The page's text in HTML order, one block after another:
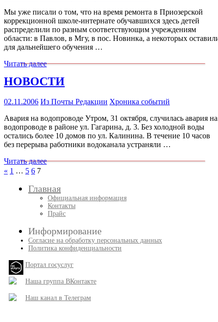
Мы уже писали о том, что на время ремонта в Приозерской
коррекционной школе-интернате обучавшихся здесь детей
распределили по разным соответствующим учреждениям
области: в Павлов, в Мгу, в пос. Новинка, а некоторых
для дальнейшего обучения …
Читать далее
НОВОСТИ
02.11.2006 Из Почты Редакции Хроника событий
Авария на водопроводе Утром, 31 октября, случилась авария на
водопроводе в районе ул. Гагарина, д. 3. Без холодной воды
остались более 10 домов по ул. Калинина. В течение 10 часов
без перерыва работники водоканала устраняли …
Читать далее
Пагинация
записей
« Пред.
1 … 5 6 7
Главная
Официальная информация
Контакты
Прайс
Информирование
Согласие на обработку персональных данных
Политика конфиденциальности
Портал госуслуг
Наша группа ВКонтакте
Наш канал в Телеграм